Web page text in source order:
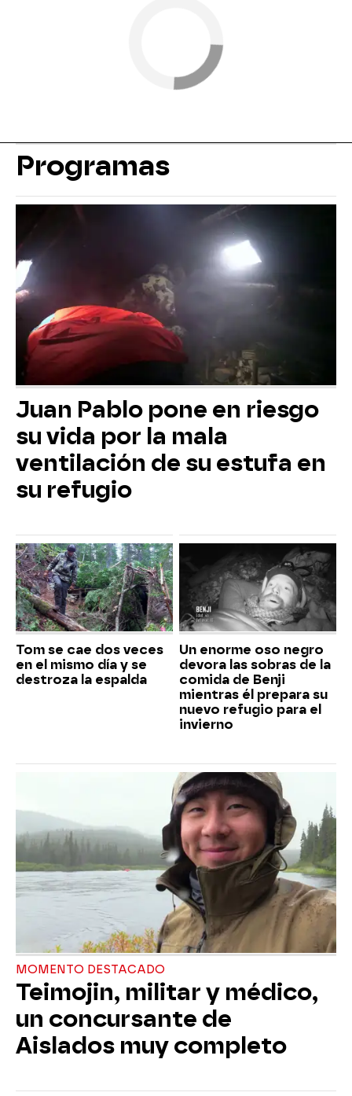
Programas
Juan Pablo pone en riesgo
su vida por la mala
ventilación de su estufa en
su refugio
Tom se cae dos veces
en el mismo día y se
destroza la espalda
Un enorme oso negro
devora las sobras de la
comida de Benji
mientras él prepara su
nuevo refugio para el
invierno
MOMENTO DESTACADO
Teimojin, militar y médico,
un concursante de
Aislados muy completo